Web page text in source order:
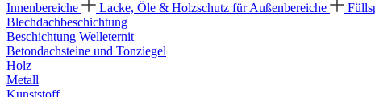
Innenbereiche
Lacke, Öle & Holzschutz für Außenbereiche
Blechdachbeschichtung
Beschichtung Welleternit
Betondachsteine und Tonziegel
Holz
Metall
Kunststoff